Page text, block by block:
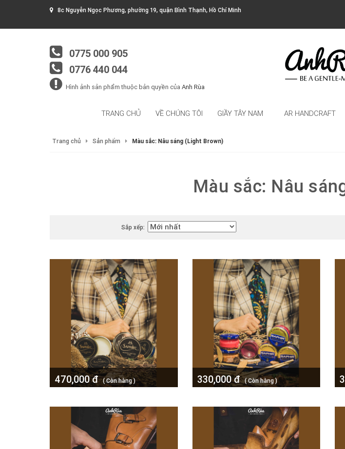
8c Nguyễn Ngọc Phương, phường 19, quận Bình Thạnh, Hồ Chí Minh
0775 000 905
0776 440 044
Hình ảnh sản phẩm thuộc bản quyền của Anh Rùa
TRANG CHỦ VỀ CHÚNG TÔI GIẦY TÂY NAM AR HANDCRAFT
Trang chủ Sản phẩm Màu sắc: Nâu sáng (Light Brown)
Màu sắc: Nâu
Sắp xếp:
470,000 đ( Còn hàng ) 330,000 đ( Còn hàng )